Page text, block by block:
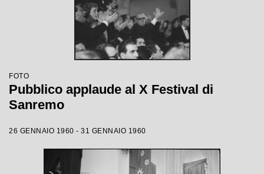
FOTO
Pubblico applaude al X Festival di
Sanremo
26 GENNAIO 1960 - 31 GENNAIO 1960